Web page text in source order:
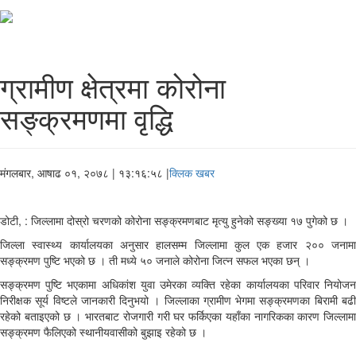
ग्रामीण क्षेत्रमा कोरोना
सङ्क्रमणमा वृद्धि
मंगलबार, आषाढ ०१, २०७८ | १३:१६:५८ |क्लिक खबर
डोटी, : जिल्लामा दोस्रो चरणको कोरोना सङ्क्रमणबाट मृत्यु हुनेको सङ्ख्या १७ पुगेको छ ।
जिल्ला स्वास्थ्य कार्यालयका अनुसार हालसम्म जिल्लामा कुल एक हजार २०० जनामा
सङ्क्रमण पुष्टि भएको छ । ती मध्ये ५० जनाले कोरोना जित्न सफल भएका छन् ।
सङ्क्रमण पुष्टि भएकामा अधिकांश युवा उमेरका व्यक्ति रहेका कार्यालयका परिवार नियोजन
निरीक्षक सूर्य विष्टले जानकारी दिनुभयो । जिल्लाका ग्रामीण भेगमा सङ्क्रमणका बिरामी बढी
रहेको बताइएको छ । भारतबाट रोजगारी गरी घर फर्किएका यहाँका नागरिकका कारण जिल्लामा
सङ्क्रमण फैलिएको स्थानीयवासीको बुझाइ रहेको छ ।